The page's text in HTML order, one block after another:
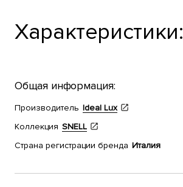
Характеристики:
Общая информация:
Производитель Ideal Lux
Коллекция SNELL
Страна регистрации бренда Италия